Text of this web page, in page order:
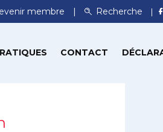
membre Recherche
CONTACT